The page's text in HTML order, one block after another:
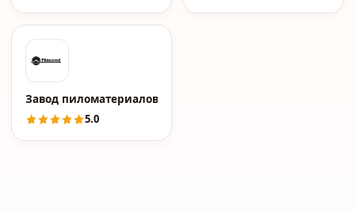
Завод пиломатериалов Pilozavod.ru
5.0